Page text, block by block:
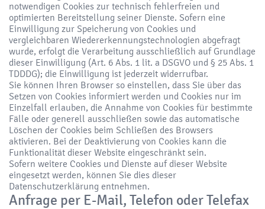
notwendigen Cookies zur technisch fehlerfreien und
optimierten Bereitstellung seiner Dienste. Sofern eine
Einwilligung zur Speicherung von Cookies und
vergleichbaren Wiedererkennungstechnologien abgefragt
wurde, erfolgt die Verarbeitung ausschließlich auf Grundlage
dieser Einwilligung (Art. 6 Abs. 1 lit. a DSGVO und § 25 Abs. 1
TDDDG); die Einwilligung ist jederzeit widerrufbar.
Sie können Ihren Browser so einstellen, dass Sie über das
Setzen von Cookies informiert werden und Cookies nur im
Einzelfall erlauben, die Annahme von Cookies für bestimmte
Fälle oder generell ausschließen sowie das automatische
Löschen der Cookies beim Schließen des Browsers
aktivieren. Bei der Deaktivierung von Cookies kann die
Funktionalität dieser Website eingeschränkt sein.
Sofern weitere Cookies und Dienste auf dieser Website
eingesetzt werden, können Sie dies dieser
Datenschutzerklärung entnehmen.
Anfrage per E-Mail, Telefon oder Telefax